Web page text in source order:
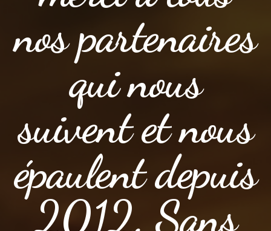
nos partenaires
qui nous
suivent et nous
épaulent depuis
2012. Sans